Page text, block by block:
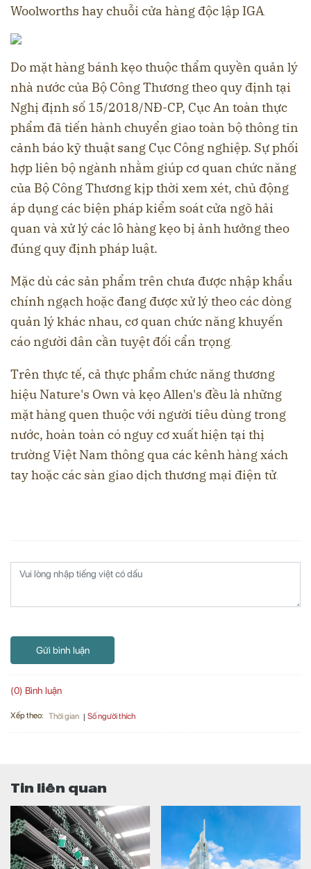
Woolworths hay chuỗi cửa hàng độc lập IGA.
Do mặt hàng bánh kẹo thuộc thẩm quyền quản lý
nhà nước của Bộ Công Thương theo quy định tại
Nghị định số 15/2018/NĐ-CP, Cục An toàn thực
phẩm đã tiến hành chuyển giao toàn bộ thông tin
cảnh báo kỹ thuật sang Cục Công nghiệp. Sự phối
hợp liên bộ ngành nhằm giúp cơ quan chức năng
của Bộ Công Thương kịp thời xem xét, chủ động
áp dụng các biện pháp kiểm soát cửa ngõ hải
quan và xử lý các lô hàng kẹo bị ảnh hưởng theo
đúng quy định pháp luật.
Mặc dù các sản phẩm trên chưa được nhập khẩu
chính ngạch hoặc đang được xử lý theo các dòng
quản lý khác nhau, cơ quan chức năng khuyến
cáo người dân cần tuyệt đối cẩn trọng.
Trên thực tế, cả thực phẩm chức năng thương
hiệu Nature's Own và kẹo Allen's đều là những
mặt hàng quen thuộc với người tiêu dùng trong
nước, hoàn toàn có nguy cơ xuất hiện tại thị
trường Việt Nam thông qua các kênh hàng xách
tay hoặc các sàn giao dịch thương mại điện tử.
Gửi bình luận
(0) Bình luận
Xếp theo: Thời gian Số người thích
Tin liên quan